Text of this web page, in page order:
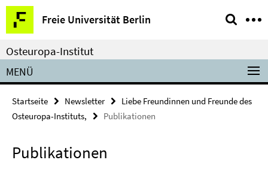
Springe
direkt
zu
Inhalt
Freie Universität Berlin
Service-
Navigation
Osteuropa-Institut
MENÜ
Startseite Newsletter
Liebe Freundinnen und Freunde des
Osteuropa-Instituts,
Publikationen
Publikationen